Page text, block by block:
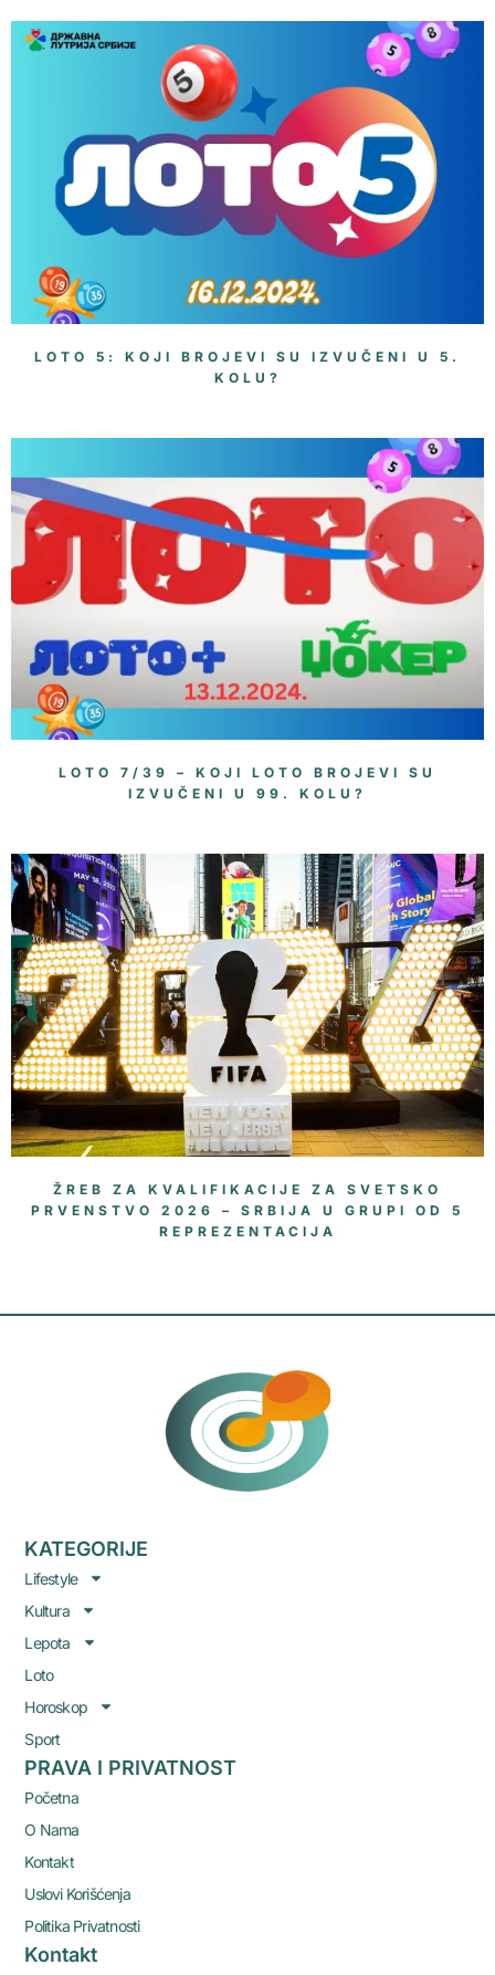
LOTO 5: KOJI BROJEVI SU IZVUČENI U 5.
KOLU?
LOTO 7/39 – KOJI LOTO BROJEVI SU
IZVUČENI U 99. KOLU?
ŽREB ZA KVALIFIKACIJE ZA SVETSKO
PRVENSTVO 2026 – SRBIJA U GRUPI OD 5
REPREZENTACIJA
KATEGORIJE
Lifestyle
Kultura
Lepota
Loto
Horoskop
Sport
PRAVA I PRIVATNOST
Početna
O Nama
Kontakt
Uslovi Korišćenja
Politika Privatnosti
Kontakt